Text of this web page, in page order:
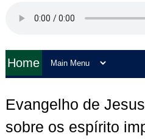
Home
Evangelho de
sobre os espírito